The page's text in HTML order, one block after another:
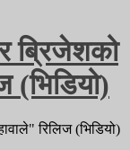
ब्रिजेशको
(भिडियो)
रिलिज (भिडियो)